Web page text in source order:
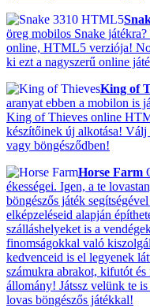
öreg mobilos Snake
online, HTML5 verziója!
ki ezt a nagyszerű online
King of
aranyat ebben a mobilon is
King of Thieves online
készítőinek új alkotása!
vagy böngésződben!
Horse Farm
ékességei. Igen, a te
böngészős játék
elképzeléseid alapján
szálláshelyeket is a
finomságokkal való
kedvenceid is el legyenek
számukra abrakot, kifutót
állomány! Játssz velünk te
lovas böngészős játékkal!